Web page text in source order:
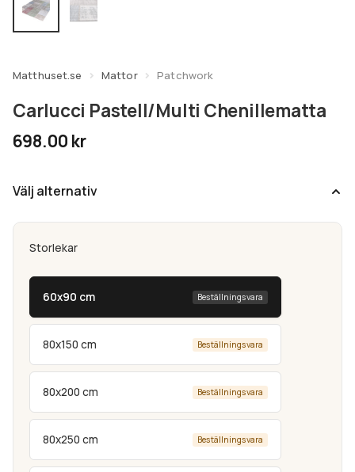
Matthuset.se Mattor Patchwork
Carlucci Pastell/Multi Chenillematta
698.00 kr
Välj alternativ
Storlekar
60x90 cm Beställningsvara
80x150 cm Beställningsvara
80x200 cm Beställningsvara
80x250 cm Beställningsvara